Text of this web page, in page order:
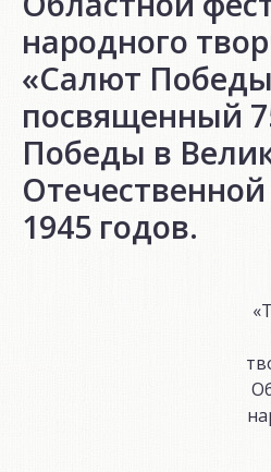
народного
«Салют
посвященный
Победы в
1945 годов.